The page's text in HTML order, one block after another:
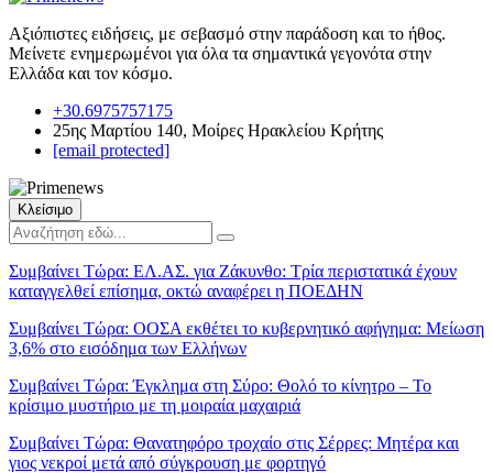
Αξιόπιστες ειδήσεις, με σεβασμό στην παράδοση και το ήθος.
Μείνετε ενημερωμένοι για όλα τα σημαντικά γεγονότα στην
Ελλάδα και τον κόσμο.
+30.6975757175
25ης Μαρτίου 140, Μοίρες Ηρακλείου Κρήτης
[email protected]
Κλείσιμο
Συμβαίνει Τώρα: ΕΛ.ΑΣ. για Ζάκυνθο: Τρία περιστατικά έχουν
καταγγελθεί επίσημα, οκτώ αναφέρει η ΠΟΕΔΗΝ
Συμβαίνει Τώρα: ΟΟΣΑ εκθέτει το κυβερνητικό αφήγημα: Μείωση
3,6% στο εισόδημα των Ελλήνων
Συμβαίνει Τώρα: Έγκλημα στη Σύρο: Θολό το κίνητρο – Το
κρίσιμο μυστήριο με τη μοιραία μαχαιριά
Συμβαίνει Τώρα: Θανατηφόρο τροχαίο στις Σέρρες: Μητέρα και
γιος νεκροί μετά από σύγκρουση με φορτηγό